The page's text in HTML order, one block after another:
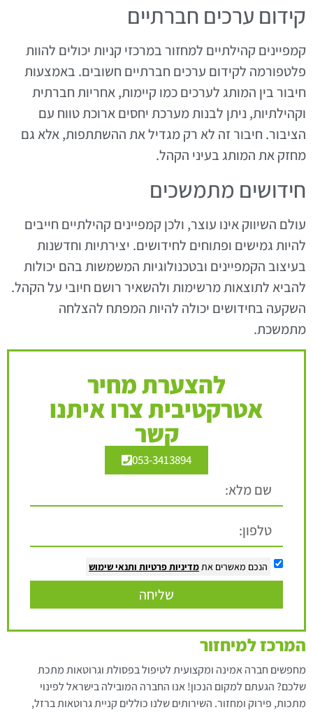
קידום ערכים חברתיים
קמפיינים קהילתיים למחזור במרכזי קניות יכולים להוות
פלטפורמה לקידום ערכים חברתיים חשובים. באמצעות
חיבור בין המותג לערכים כמו קיימות, אחריות חברתית
וקהילתיות, ניתן לבנות מערכת יחסים ארוכת טווח עם
הציבור. חיבור זה לא רק מגדיל את ההשתתפות, אלא גם
מחזק את המותג בעיני הקהל.
חידושים מתמשכים
עולם השיווק אינו עוצר, ולכן קמפיינים קהילתיים חייבים
להיות גמישים ופתוחים לחידושים. יצירתיות וחדשנות
בעיצוב הקמפיינים ובטכנולוגיות המשמשות בהם יכולות
להביא לתוצאות מרשימות ולהשאיר רושם חיובי על הקהל.
השקעה בחידושים יכולה להיות המפתח להצלחה
מתמשכת.
להצערת מחיר
אטרקטיבית צרו איתנו
קשר
053-3413894
הנכם מאשרים אתמדיניות פרטיות ותנאי שימוש
שליחה
המרכז למיחזור
מחפשים חברה אמינה ומקצועית לטיפול בפסולת וגרוטאות מתכת
שלכם? הגעתם למקום הנכון! אנו החברה המובילה בישראל לפינוי
מתכות, פירוק ומחזור. השירותים שלנו כוללים קניית גרוטאות ברזל,